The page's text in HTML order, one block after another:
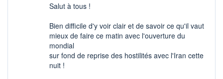
Salut à tous !
Bien difficile d'y voir clair et de savoir ce qu'il vaut
mieux de faire ce matin avec l'ouverture du
mondial
sur fond de reprise des hostilités avec l'Iran cette
nuit !